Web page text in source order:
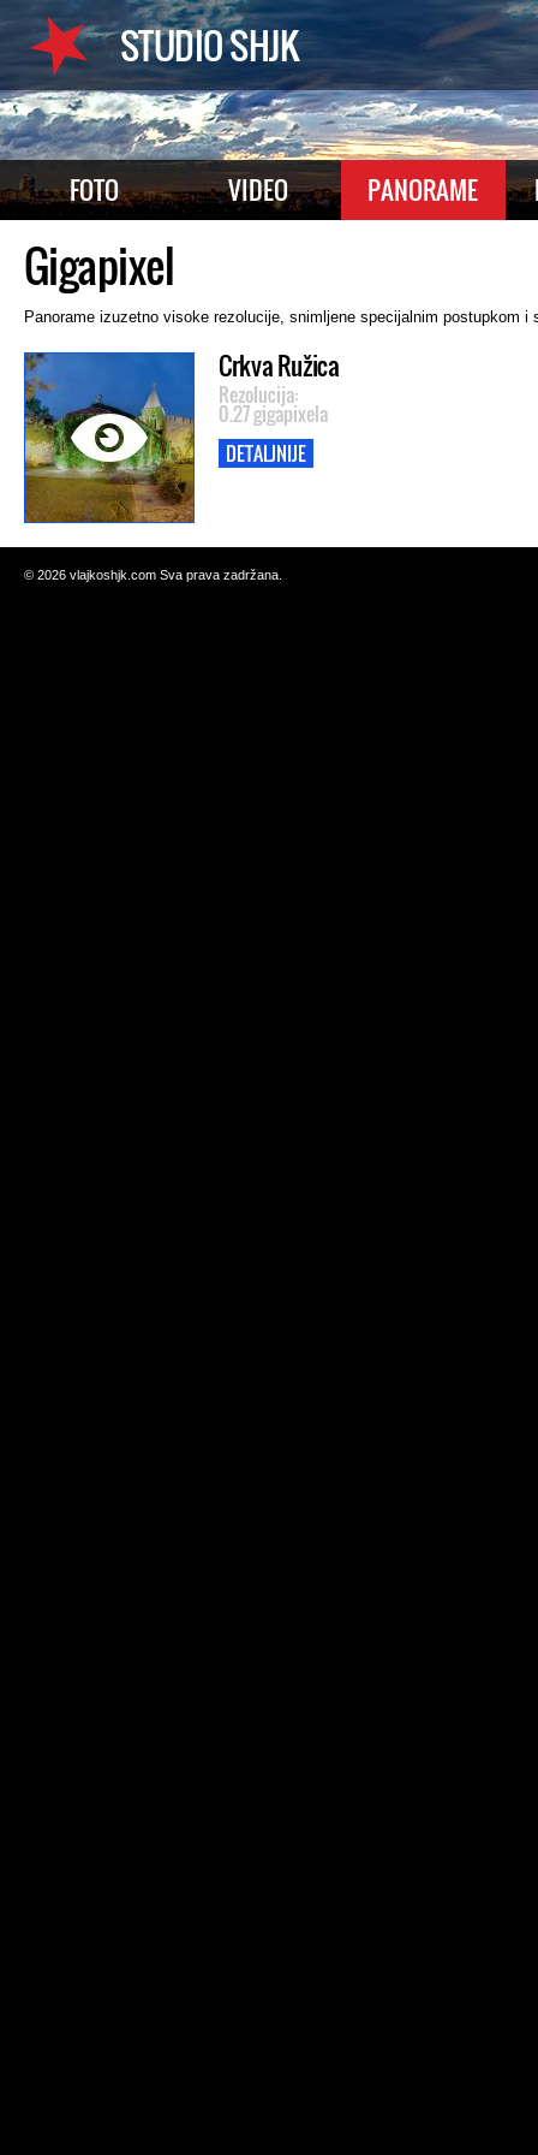
STUDIO SHJK
FOTO VIDEO PANORAME
Gigapixel
Panorame izuzetno visoke rezolucije, snimljene specijalnim postupkom i
Crkva Ružica
Rezolucija:
0.27 gigapixela
DETALJNIJE
© 2026 vlajkoshjk.com Sva prava zadržana.